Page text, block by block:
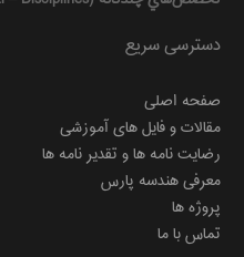
دسترسی سریع
صفحه اصلی
مقالات و فایل های آموزشی
رضایت نامه ها و تقدیر نامه ها
معرفی هندسه پارس
پروژه ها
تماس با ما